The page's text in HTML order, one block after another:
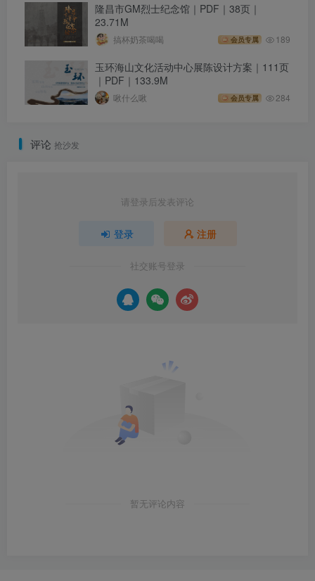
隆昌市GM烈士纪念馆｜PDF｜38页｜
23.71M
搞杯奶茶喝喝 会员专属 189
玉环海山文化活动中心展陈设计方案｜111页
｜PDF｜133.9M
啾什么啾 会员专属 284
评论 抢沙发
请登录后发表评论
登录 注册
社交账号登录
暂无评论内容